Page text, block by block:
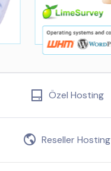
Özel Hosting
Reseller Hosting